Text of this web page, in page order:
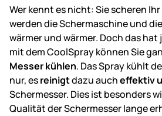
Wer kennt es nicht: Sie scheren
werden die Schermaschine und
wärmer und wärmer. Doch das
mit dem CoolSpray können Sie
Messer kühlen. Das Spray kühlt
nur, esreinigtdazu aucheffektiv
Schermesser. Dies ist besonders
Qualität der Schermesser lange